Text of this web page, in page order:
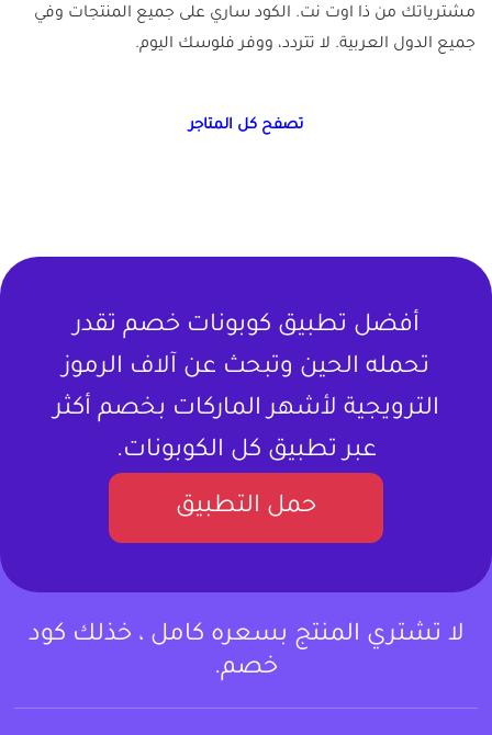
مشترياتك من ذا اوت نت. الكود ساري على جميع المنتجات وفي
جميع الدول العربية. لا تتردد، ووفر فلوسك اليوم.
تصفح كل المتاجر
أفضل تطبيق كوبونات خصم تقدر
تحمله الحين وتبحث عن آلاف الرموز
الترويجية لأشهر الماركات بخصم أكثر
عبر تطبيق كل الكوبونات.
حمل التطبيق
لا تشتري المنتج بسعره كامل ، خذلك كود
خصم.